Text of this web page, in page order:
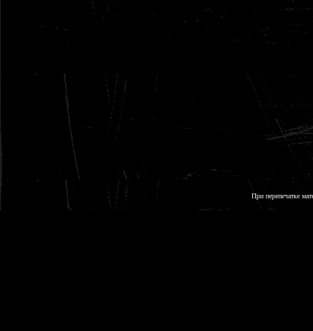
При перепечатке